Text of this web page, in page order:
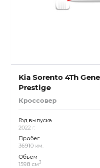
Kia Sorento 4Th
Prestige
Кроссовер
Год выпуска
2022 г.
Пробег
36910 км.
Объём
1598 см3